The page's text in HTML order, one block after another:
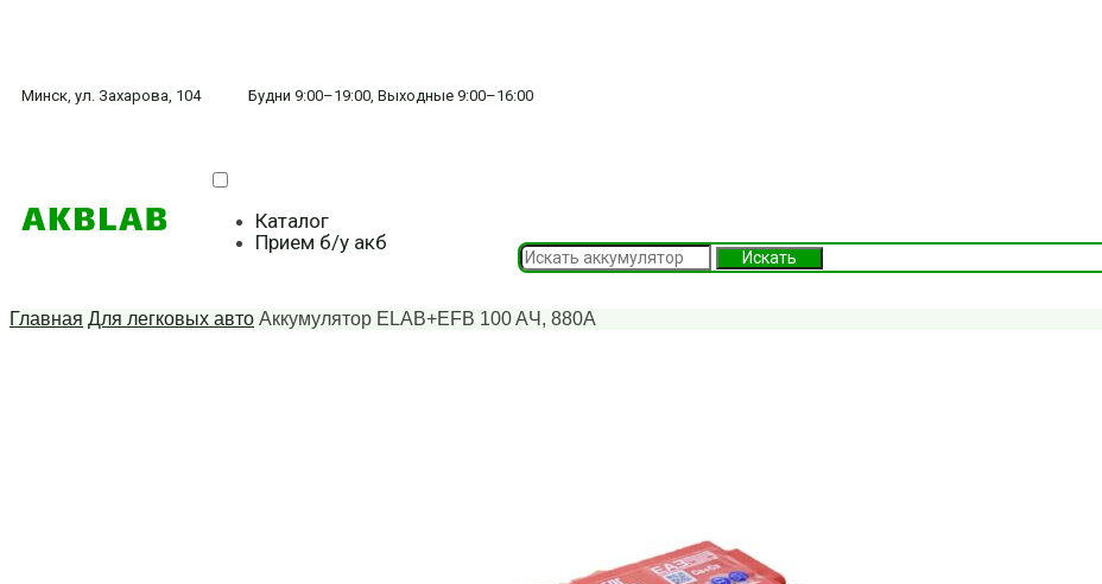
Минск, ул. Захарова, 104 Будни 9:00–19:00, Выходные 9:00–16:00
Каталог
Прием б/у акб
Искать
Главная Для легковых авто Аккумулятор ELAB+EFB 100 AЧ, 880А